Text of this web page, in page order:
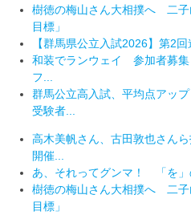
樹徳の梅山さん大相撲へ 二
目標」
【群馬県公立入試2026】第2
和装でランウェイ 参加者募
フ...
群馬公立高入試、平均点アッ
受験者...
高木美帆さん、古田敦也さん
開催...
あ、それってグンマ！ 「を」
樹徳の梅山さん大相撲へ 二
目標」